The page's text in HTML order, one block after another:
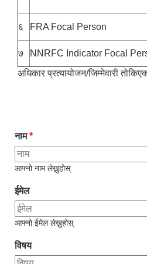
६ FRA Focal Person
७
NNRFC Indicator Focal
अधिकार प्रत्यायोजन/जिम्मेवारी
नाम*
आफ्नो नाम लेख्नुहोस्
ईमेल
आफ्नो ईमेल लेख्नुहोस्
विषय